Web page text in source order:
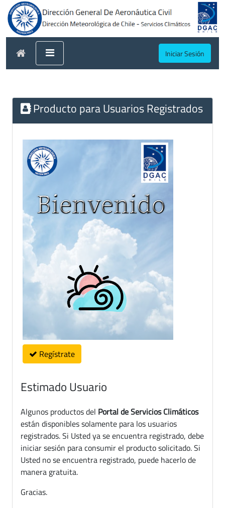
Iniciar Sesión
Producto para Usuarios Registrados
Regístrate
Estimado Usuario
Algunos productos del Portal de Servicios Climáticos
están disponibles solamente para los usuarios
registrados. Si Usted ya se encuentra registrado, debe
iniciar sesión para consumir el producto solicitado. Si
Usted no se encuentra registrado, puede hacerlo de
manera gratuita.
Gracias.